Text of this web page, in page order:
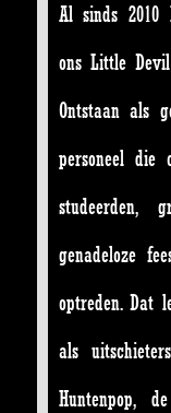
Al sinds
ons Little
Ontstaan als
personeel die
genadeloze
optreden. Dat
als
Huntenpop,